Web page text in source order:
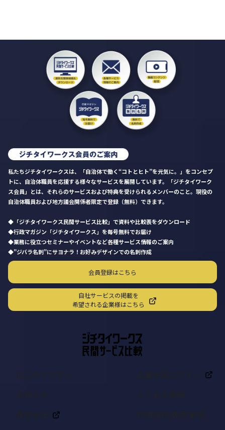
私たちジチタイワークスは、「自治体で働く“コトとヒト”を元気に。」をコンセプ
トに、自治体職員を応援する様々なサービスを展開しています。「ジチタイワーク
ス会員」とは、それらのサービスおよび特典を受けられるメンバーのこと。現役の
自治体職員および地方議会関係者限定で登録（無料）できます。
「ジチタイワークス民間サービス比較」で資料や比較表をダウンロード
行政マガジン「ジチタイワークス」を毎号無料でお届け
業務に役立つセミナーやイベントなど各種サービス情報のご案内
”ジバラ名刺”にサヨナラ！お好みデザインでの名刺作成
会員登録はこちら
自社サービスの掲載を
希望される企業様はこちら
はじめての方へ
企業会員ログイン
お知らせ
よくある質問
運営会社
利用規約(免責事項)